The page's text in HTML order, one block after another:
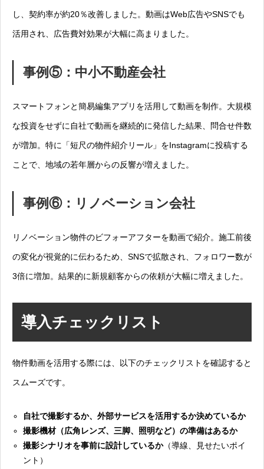
し、契約率が約20％改善しました。動画はWeb広告やSNSでも
活用され、広告費対効果が大幅に高まりました。
事例⑤：中小不動産会社
スマートフォンと簡易編集アプリを活用して動画を制作。大規模
な投資をせずに自社で動画を継続的に発信した結果、問合せ件数
が増加。特に「短尺の物件紹介リール」をInstagramに投稿する
ことで、地域の若年層からの反響が増えました。
事例⑥：リノベーション会社
リノベーション物件のビフォーアフターを動画で紹介。施工前後
の変化が視覚的に伝わるため、SNSで拡散され、フォロワー数が
3倍に増加。結果的に新規顧客からの依頼が大幅に増えました。
導入チェックリスト
物件動画を活用する際には、以下のチェックリストを確認すると
スムーズです。
自社で撮影するか、外部サービスを活用するか決めているか
撮影機材（広角レンズ、三脚、照明など）の準備はあるか
撮影シナリオを事前に設計しているか（導線、見せたいポイ
ント）